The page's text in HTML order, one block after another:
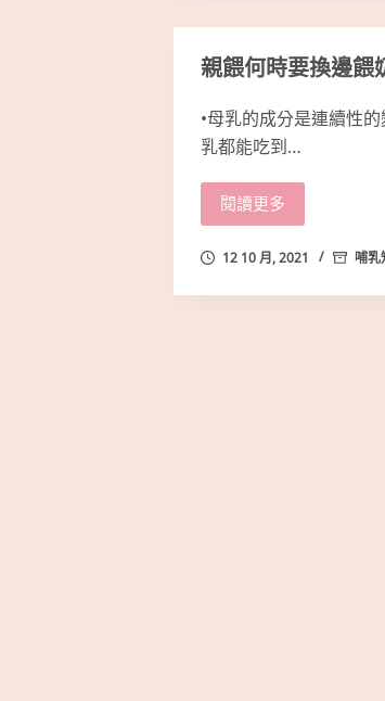
親餵何時要換邊餵
•母乳的成分是連續性
乳都能吃到…
閱讀更多
12 10 月, 2021 哺